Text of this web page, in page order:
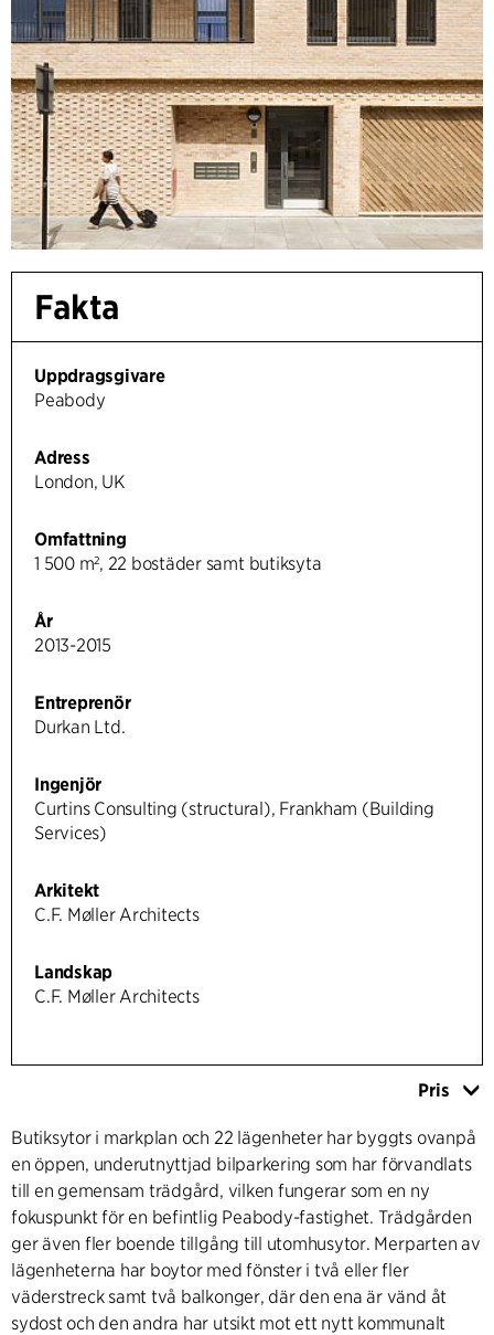
Fakta
Uppdragsgivare
Peabody
Adress
London, UK
Omfattning
1 500 m², 22 bostäder samt butiksyta
År
2013-2015
Entreprenör
Durkan Ltd.
Ingenjör
Curtins Consulting (structural), Frankham (Building
Services)
Arkitekt
C.F. Møller Architects
Landskap
C.F. Møller Architects
Pris
Butiksytor i markplan och 22 lägenheter har byggts ovanpå
en öppen, underutnyttjad bilparkering som har förvandlats
till en gemensam trädgård, vilken fungerar som en ny
fokuspunkt för en befintlig Peabody-fastighet. Trädgården
ger även fler boende tillgång till utomhusytor. Merparten av
lägenheterna har boytor med fönster i två eller fler
väderstreck samt två balkonger, där den ena är vänd åt
sydost och den andra har utsikt mot ett nytt kommunalt